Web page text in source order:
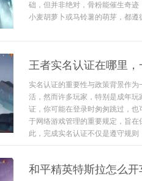
础，但并非绝对，骨粉能催生奇
小麦胡萝卜或马铃薯的萌芽，都
王者实名认证在哪里
实名认证的重要性与政策背景作
活，然而许多玩家，特别是成年
证，你可能在登录时匆匆跳过，
于网络游戏管理的重要规定，旨
此，完成实名认证不仅是遵守规
和平精英特斯拉怎么